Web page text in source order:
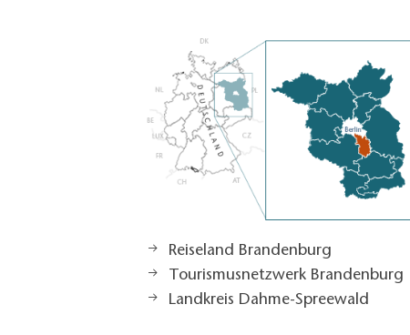
Reiseland Brandenburg
Tourismusnetzwerk Brandenburg
Landkreis Dahme-Spreewald